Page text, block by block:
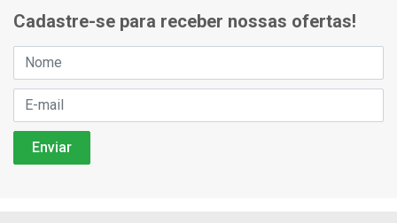
Cadastre-se para receber nossas ofertas!